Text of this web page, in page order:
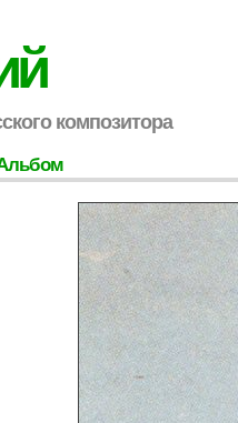
композитора